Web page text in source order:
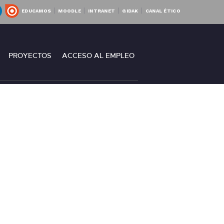
EDUCAMOS | MOODLE | INTRANET | GIDAK | CANAL ÉTICO
PROYECTOS ACCESO AL EMPLEO